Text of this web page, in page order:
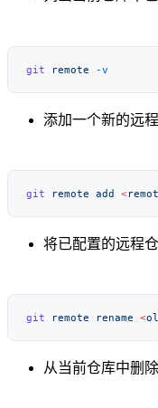
git remote
添加一个新的远
git remote add <
将已配置的远程
git remote rename <
从当前仓库中删